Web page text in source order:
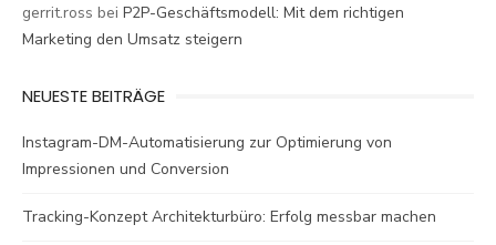
gerrit.ross bei P2P-Geschäftsmodell: Mit dem richtigen
Marketing den Umsatz steigern
NEUESTE BEITRÄGE
Instagram-DM-Automatisierung zur Optimierung von
Impressionen und Conversion
Tracking-Konzept Architekturbüro: Erfolg messbar machen